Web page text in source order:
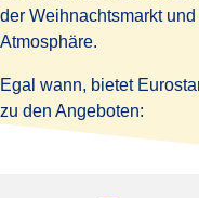
der Weihnachtsmarkt
Atmosphäre.
Egal wann, bietet
zu den Angeboten: